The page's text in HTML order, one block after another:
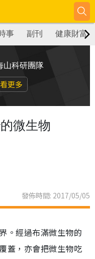
事 副刊 健康財富
山科研團隊
更多
微生物
發佈時間: 2017/05/05
。經過布滿微生物的
蓋，亦會把微生物吃